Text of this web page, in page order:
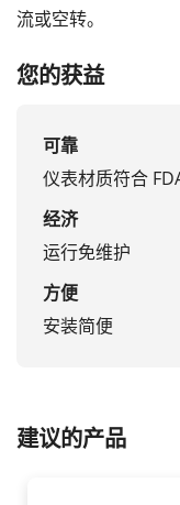
流或空转。
您的获益
可靠
仪表材质符合
经济
运行免维护
方便
安装简便
建议的产品